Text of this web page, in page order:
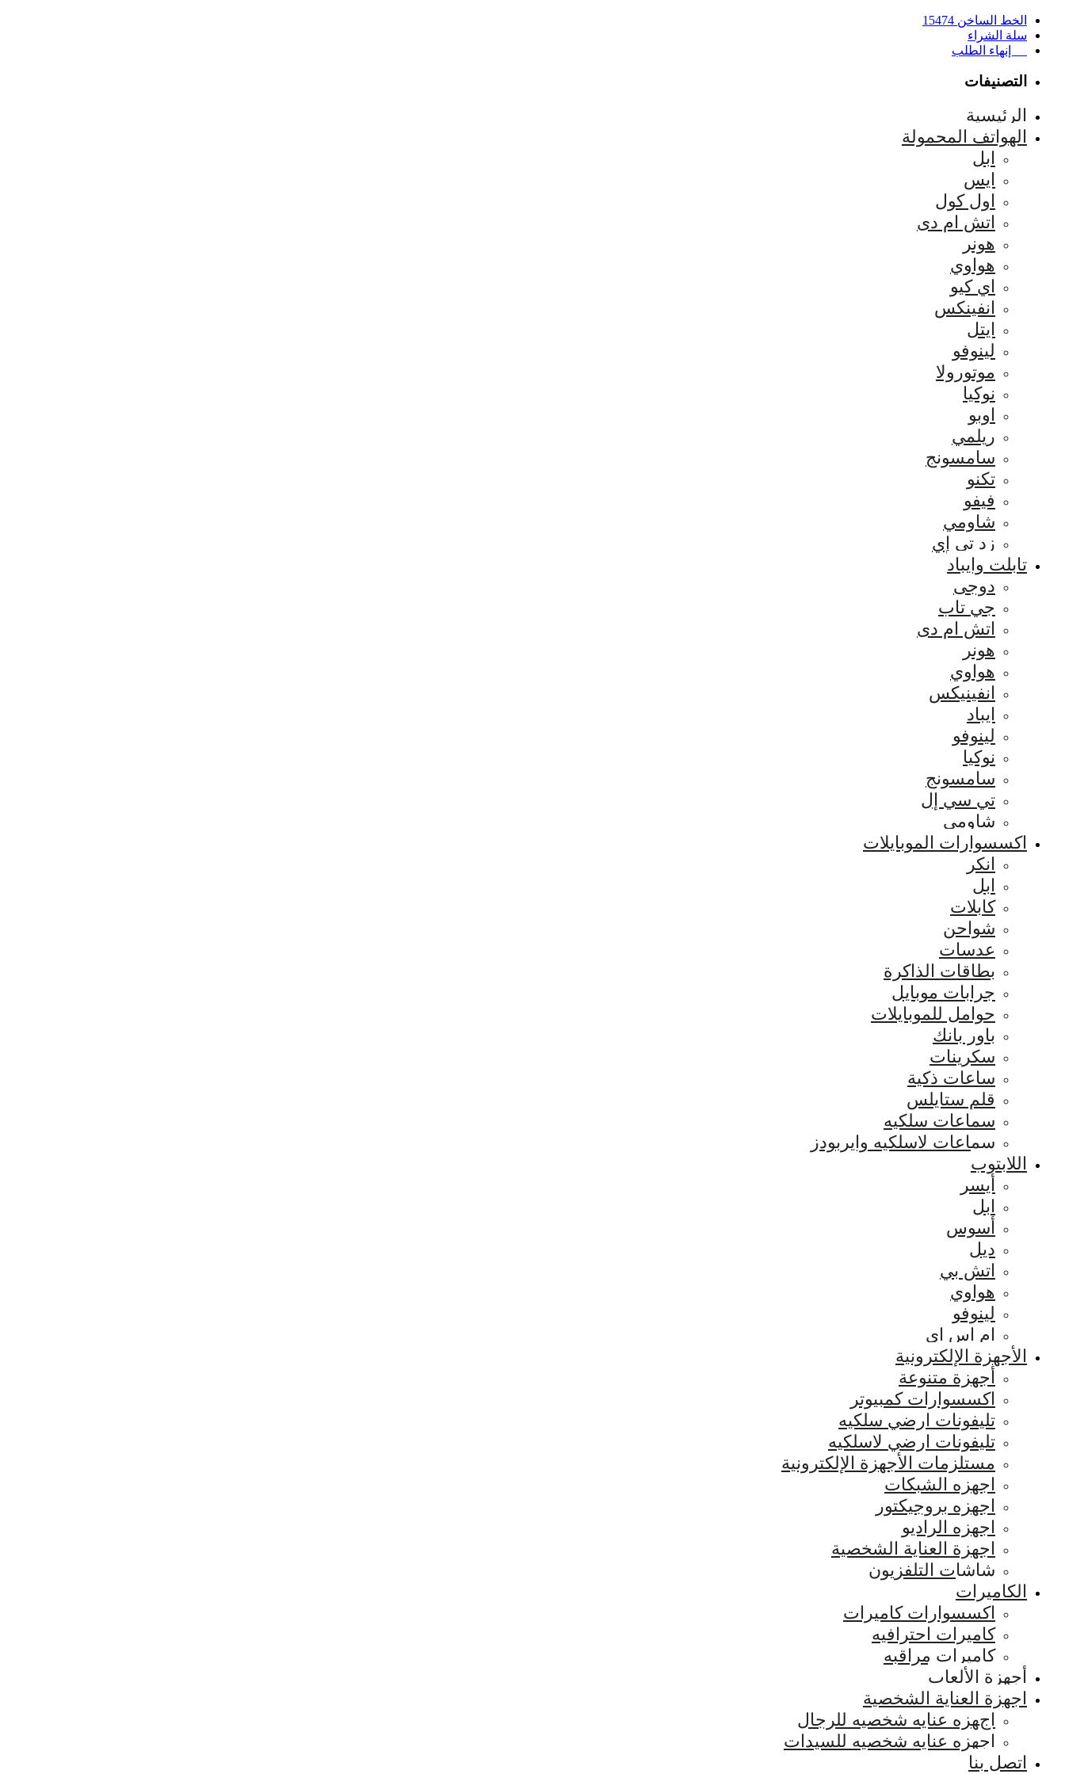
الخط الساخن 15474
سلة الشراء
إنهاء الطلب
التصنيفات
الرئيسية
الهواتف المحمولة
ابل
ايس
اول كول
اتش ام دى
هونر
هواوي
اي كيو
انفينكس
ايتل
لينوفو
موتورولا
نوكيا
اوبو
ريلمي
سامسونج
تكنو
فيفو
شاومي
زد تي إي
تابلت وايباد
دوجى
جي تاب
اتش ام دى
هونر
هواوي
انفينيكس
ايباد
لينوفو
نوكيا
سامسونج
تي سي إل
شاومي
اكسسوارات الموبايلات
انكر
ابل
كابلات
شواحن
عدسات
بطاقات الذاكرة
جرابات موبايل
حوامل للموبايلات
باور بانك
سكرينات
ساعات ذكية
قلم ستايلس
سماعات سلكيه
سماعات لاسلكيه وايربودز
اللابتوب
أيسر
ابل
أسوس
ديل
اتش بي
هواوي
لينوفو
ام اس اي
الأجهزة الإلكترونية
أجهزة متنوعة
اكسسوارات كمبيوتر
تليفونات ارضي سلكيه
تليفونات ارضي لاسلكيه
مستلزمات الأجهزة الإلكترونية
اجهزه الشبكات
اجهزه بروجيكتور
اجهزه الراديو
اجهزة العناية الشخصية
شاشات التلفزيون
الكاميرات
اكسسوارات كاميرات
كاميرات احترافيه
كاميرات مراقبه
أجهزة الألعاب
اجهزة العناية الشخصية
اجهزه عنايه شخصيه للرجال
اجهزه عنايه شخصيه للسيدات
اتصل بنا